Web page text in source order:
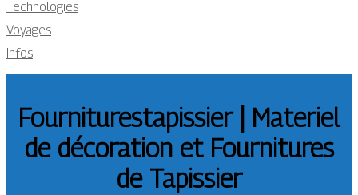
Technologies
Voyages
Infos
Four­nituresta­pis­sier | Materiel
de décoration et Fournitures
de Tapissier